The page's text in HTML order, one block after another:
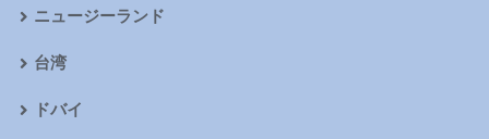
ニュージーランド
台湾
ドバイ